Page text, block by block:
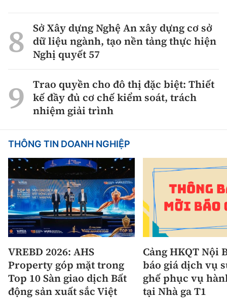
Sở Xây dựng Nghệ An xây dựng cơ sở
dữ liệu ngành, tạo nền tảng thực hiện
Nghị quyết 57
Trao quyền cho đô thị đặc biệt: Thiết
kế đầy đủ cơ chế kiểm soát, trách
nhiệm giải trình
THÔNG TIN DOANH NGHIỆP
VREBD 2026: AHS
Property góp mặt trong
Top 10 Sàn giao dịch Bất
động sản xuất sắc Việt
Cảng HKQT Nội
báo giá dịch vụ
ghế phục vụ
tại Nhà ga T1